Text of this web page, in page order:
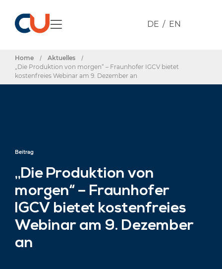
DE EN
Home / Aktuelles
/
„Die Produktion von morgen“ – Fraunhofer IGCV bietet
kostenfreies Webinar am 9. Dezember an
Beitrag
„Die Produktion von
morgen“ – Fraunhofer
IGCV bietet kostenfreies
Webinar am 9. Dezember
an